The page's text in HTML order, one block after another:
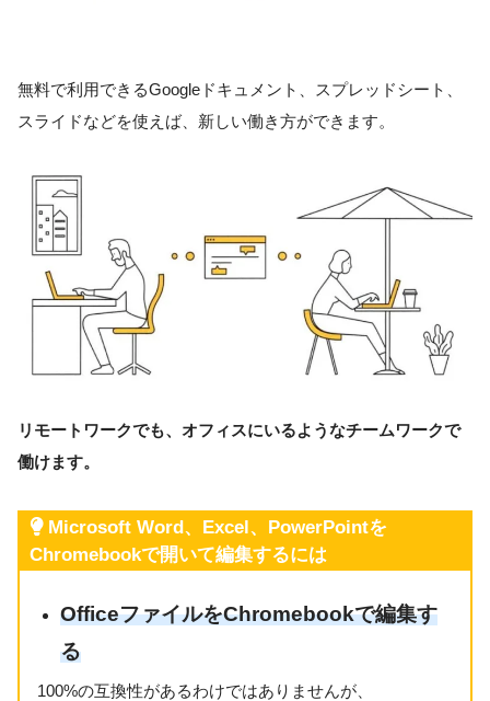
無料で利用できるGoogleドキュメント、スプレッドシート、
スライドなどを使えば、新しい働き方ができます。
リモートワークでも、オフィスにいるようなチームワークで
働けます。
Microsoft Word、Excel、PowerPointを
Chromebookで開いて編集するには
OfficeファイルをChromebookで編集す
る
100%の互換性があるわけではありませんが、